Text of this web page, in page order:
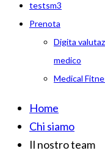
testsm3
Prenota
Digita
medico
Medical
Home
Chi siamo
Il nostro team